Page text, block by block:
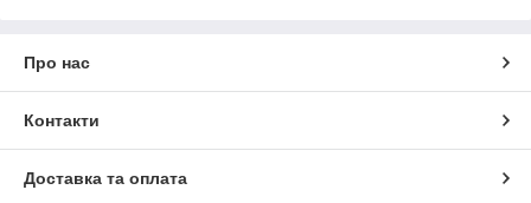
Про нас
Контакти
Доставка та оплата